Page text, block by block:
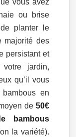
vous avez
ou brise
planter le
majorité des
persistant et
jardin,
qu’il vous
en
de 50€
bambous
la variété).